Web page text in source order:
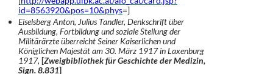
id=8563920&pos=10&phys=]
Eiselsberg Anton, Julius Tandler, Denkschrift über
Ausbildung, Fortbildung und soziale Stellung der
Militärärzte überreicht Seiner Kaiserlichen und
Königlichen Majestät am 30. März 1917 in Laxenburg
1917, [Zweigbibliothek für Geschichte der Medizin,
Sign. 8.831]